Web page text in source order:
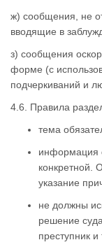
ж) сообщения, не
вводящие в
з) сообщения
форме (с
подчеркиваний и
4.6. Правила
тема
информация
конкретной.
указание
не должны
решение
преступник и